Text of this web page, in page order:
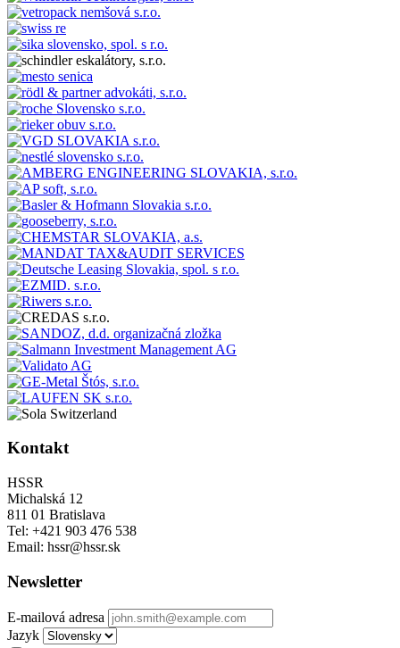
Kontakt
HSSR
Michalská 12
811 01 Bratislava
Tel: +421 903 476 538
Email: hssr@hssr.sk
Newsletter
E-mailová adresa
Jazyk